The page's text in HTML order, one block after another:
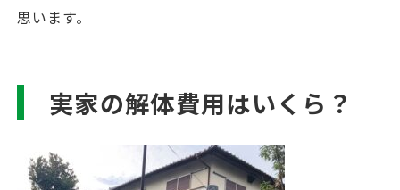
思います。
実家の解体費用はいくら？